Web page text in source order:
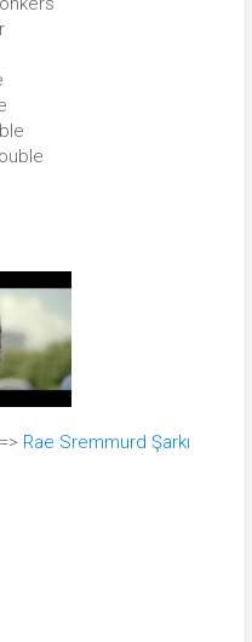
Rae Sremmurd Şarkı